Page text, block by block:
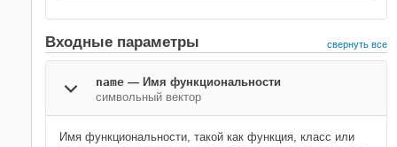
Входные параметры свернуть все
name — Имя функциональности
символьный вектор
Имя функциональности, такой как функция, класс или